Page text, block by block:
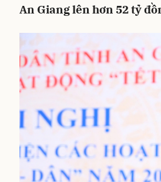
An Giang lên hơn 52 tỷ